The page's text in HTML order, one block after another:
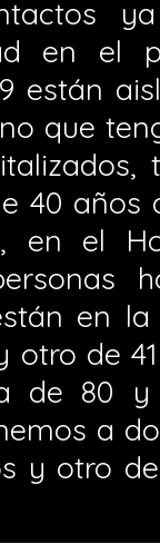
en el
están
que
40 años
en el
en
otro de
de 80
a
y otro